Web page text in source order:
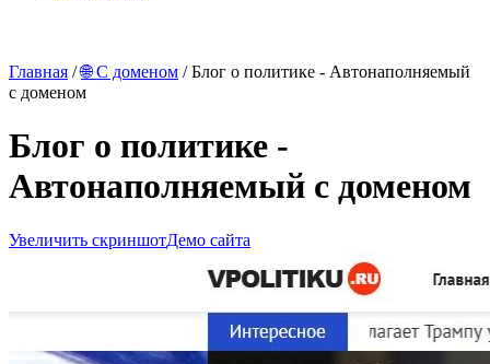
Главная /🌐 С доменом / Блог о политике - Автонаполняемый
с доменом
Блог о политике -
Автонаполняемый с доменом
Увеличить скриншотДемо сайта